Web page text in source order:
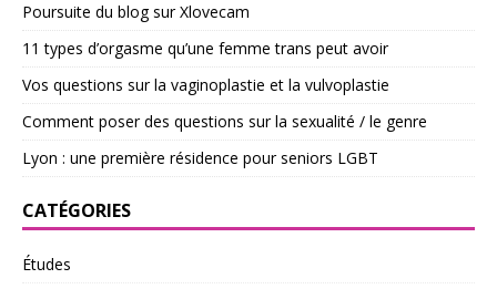
Poursuite du blog sur Xlovecam
11 types d’orgasme qu’une femme trans peut avoir
Vos questions sur la vaginoplastie et la vulvoplastie
Comment poser des questions sur la sexualité / le genre
Lyon : une première résidence pour seniors LGBT
CATÉGORIES
Études